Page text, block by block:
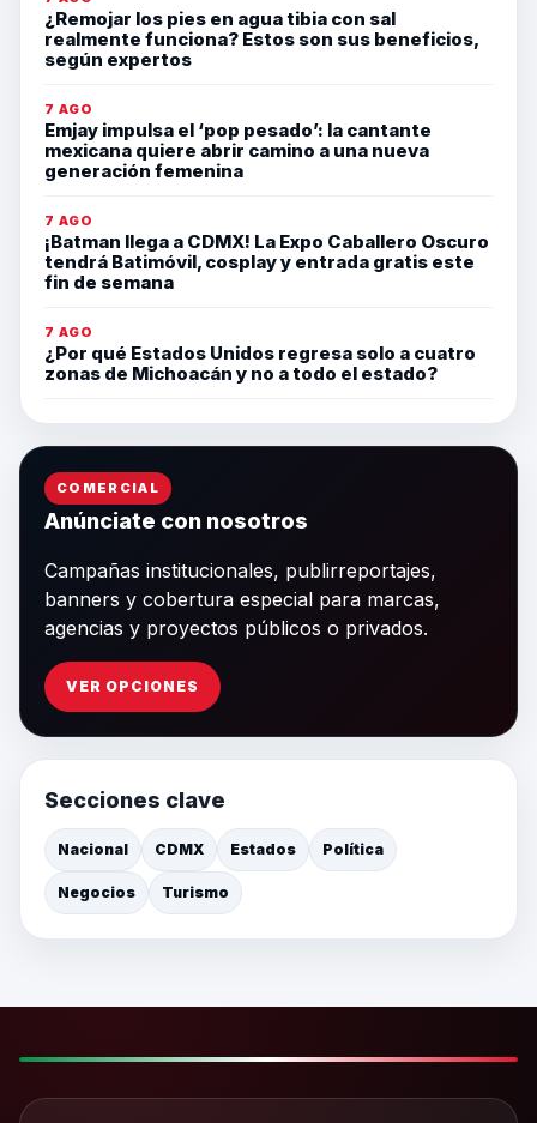
¿Remojar los pies en agua tibia con sal
realmente funciona? Estos son sus beneficios,
según expertos
7 AGO
Emjay impulsa el ‘pop pesado’: la cantante
mexicana quiere abrir camino a una nueva
generación femenina
7 AGO
¡Batman llega a CDMX! La Expo Caballero Oscuro
tendrá Batimóvil, cosplay y entrada gratis este
fin de semana
7 AGO
¿Por qué Estados Unidos regresa solo a cuatro
zonas de Michoacán y no a todo el estado?
COMERCIAL
Anúnciate con nosotros
Campañas institucionales, publirreportajes,
banners y cobertura especial para marcas,
agencias y proyectos públicos o privados.
VER OPCIONES
Secciones clave
Nacional CDMX Estados Política
Negocios Turismo